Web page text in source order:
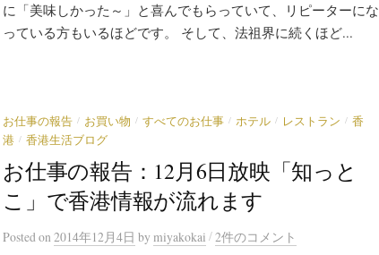
に「美味しかった～」と喜んでもらっていて、リピーターにな
っている方もいるほどです。 そして、法祖界に続くほど...
お仕事の報告 / お買い物 / すべてのお仕事 / ホテル / レストラン / 香
港 / 香港生活ブログ
お仕事の報告：12月6日放映「知っと
こ」で香港情報が流れます
Postedon 2014年12月4日 by miyakokai /2件のコメント